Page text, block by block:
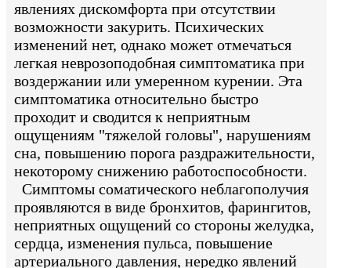
явлениях дискомфорта при отсутствии
возможности закурить. Психических
изменений нет, однако может отмечаться
легкая неврозоподобная симптоматика при
воздержании или умеренном курении. Эта
симптоматика относительно быстро
проходит и сводится к неприятным
ощущениям "тяжелой головы", нарушениям
сна, повышению порога раздражительности,
некоторому снижению работоспособности.
Симптомы соматического неблагополучия
проявляются в виде бронхитов, фарингитов,
неприятных ощущений со стороны желудка,
сердца, изменения пульса, повышение
артериального давления, нередко явлений